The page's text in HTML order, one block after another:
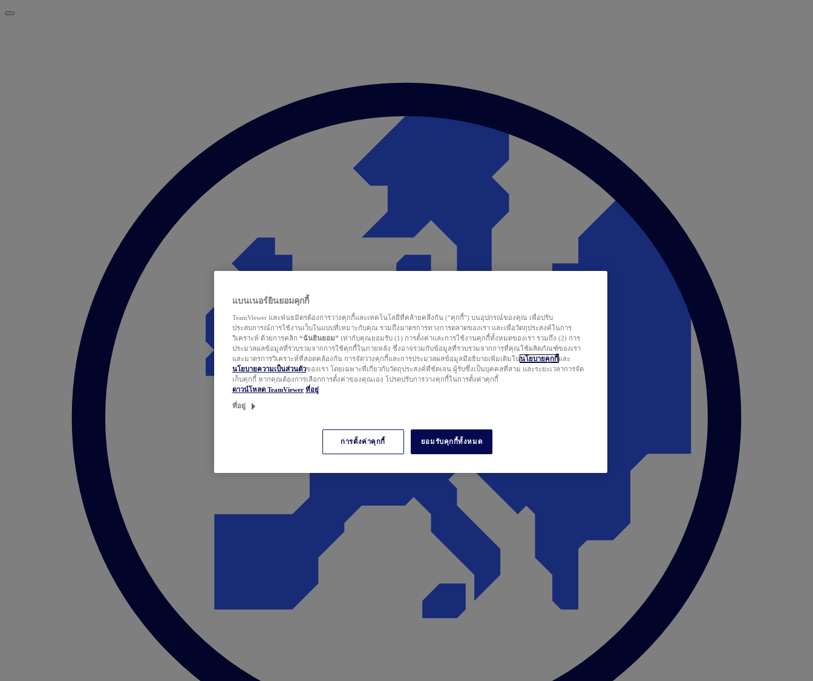
แบนเนอร์ยินยอมคุกกี้
TeamViewer และพันธมิตรต้องการวางคุกกี้และเทคโนโลยีที่คล้ายคลึงกัน (“คุกกี้”) บนอุปกรณ์ของคุณ เพื่อปรับ
ประสบการณ์การใช้งานเว็บในแบบที่เหมาะกับคุณ รวมถึงมาตรการทางการตลาดของเรา และเพื่อวัตถุประสงค์ในการ
วิเคราะห์ ด้วยการคลิก “ฉันยินยอม” เท่ากับคุณยอมรับ (1) การตั้งค่าและการใช้งานคุกกี้ทั้งหมดของเรา รวมถึง (2) การ
ประมวลผลข้อมูลที่รวบรวมจากการใช้คุกกี้ในภายหลัง ซึ่งอาจรวมกับข้อมูลที่รวบรวมจากการที่คุณใช้ผลิตภัณฑ์ของเรา
และมาตรการวิเคราะห์ที่สอดคล้องกัน การจัดวางคุกกี้และการประมวลผลข้อมูลมีอธิบายเพิ่มเติมในนโยบายคุกกี้และ
นโยบายความเป็นส่วนตัวของเรา โดยเฉพาะที่เกี่ยวกับวัตถุประสงค์ที่ชัดเจน ผู้รับซึ่งเป็นบุคคลที่สาม และระยะเวลาการจัด
เก็บคุกกี้ หากคุณต้องการเลือกการตั้งค่าของคุณเอง โปรดปรับการวางคุกกี้ในการตั้งค่าคุกกี้
ดาวน์โหลด TeamViewer ที่อยู่
ที่อยู่
การตั้งค่าคุกกี้ ยอมรับคุกกี้ทั้งหมด